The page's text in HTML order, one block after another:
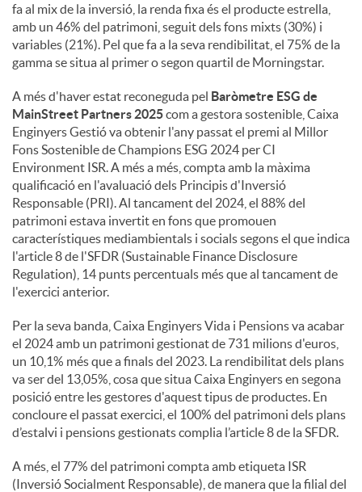
fa al mix de la inversió, la renda fixa és el producte estrella,
amb un 46% del patrimoni, seguit dels fons mixts (30%) i
variables (21%). Pel que fa a la seva rendibilitat, el 75% de la
gamma se situa al primer o segon quartil de Morningstar.
A més d'haver estat reconeguda pel Baròmetre ESG de
MainStreet Partners 2025com a gestora sostenible, Caixa
Enginyers Gestió va obtenir l'any passat el premi al Millor
Fons Sostenible de Champions ESG 2024 per CI
Environment ISR. A més a més, compta amb la màxima
qualificació en l'avaluació dels Principis d'Inversió
Responsable (PRI). Al tancament del 2024, el 88% del
patrimoni estava invertit en fons que promouen
característiques mediambientals i socials segons el que indica
l'article 8 de l'SFDR (Sustainable Finance Disclosure
Regulation), 14 punts percentuals més que al tancament de
l'exercici anterior.
Per la seva banda, Caixa Enginyers Vida i Pensions va acabar
el 2024 amb un patrimoni gestionat de 731 milions d'euros,
un 10,1% més que a finals del 2023. La rendibilitat dels plans
va ser del 13,05%, cosa que situa Caixa Enginyers en segona
posició entre les gestores d'aquest tipus de productes. En
concloure el passat exercici, el 100% del patrimoni dels plans
d’estalvi i pensions gestionats complia l’article 8 de la SFDR.
A més, el 77% del patrimoni compta amb etiqueta ISR
(Inversió Socialment Responsable), de manera que la filial del